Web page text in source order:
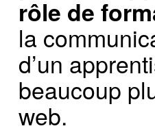
rôle de
la
d’un
beaucoup
web.